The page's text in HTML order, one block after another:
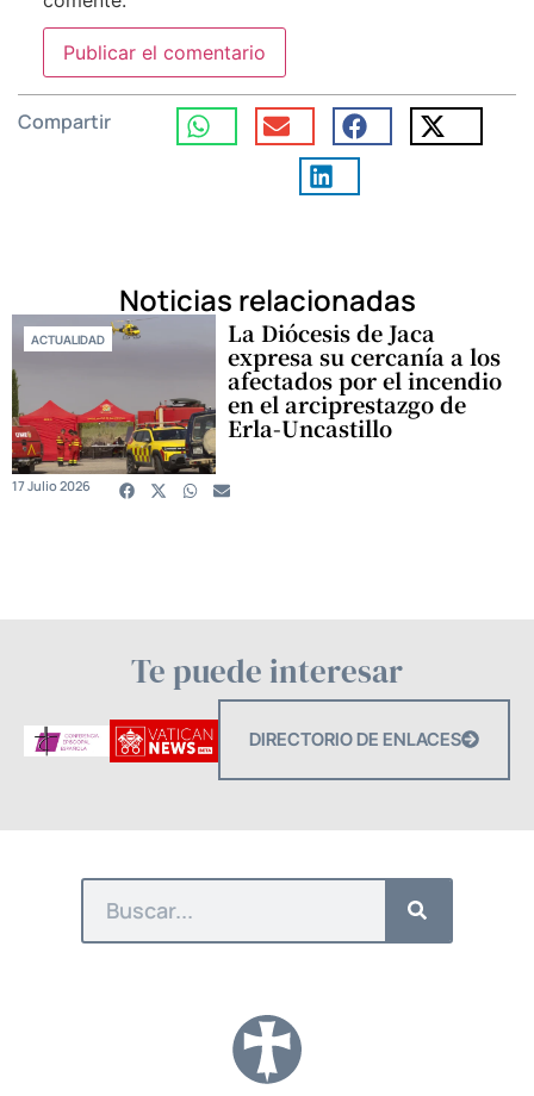
Compartir
Noticias relacionadas
ACTUALIDAD La Diócesis de Jaca
expresa su cercanía a los
afectados por el incendio
en el arciprestazgo de
Erla-Uncastillo
17 Julio 2026
Te puede interesar
DIRECTORIO DE ENLACES